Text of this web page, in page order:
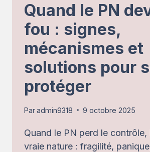
Quand le PN
fou : signes,
mécanismes et
solutions pour
protéger
Paradmin9318 9 octobre 2025
Quand le PN perd le contrôle,
vraie nature : fragilité,